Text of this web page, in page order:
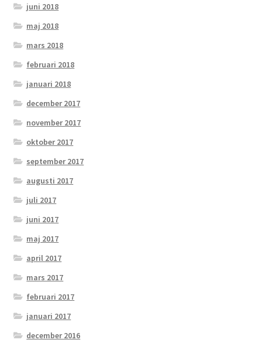
juni 2018
maj 2018
mars 2018
februari 2018
januari 2018
december 2017
november 2017
oktober 2017
september 2017
augusti 2017
juli 2017
juni 2017
maj 2017
april 2017
mars 2017
februari 2017
januari 2017
december 2016